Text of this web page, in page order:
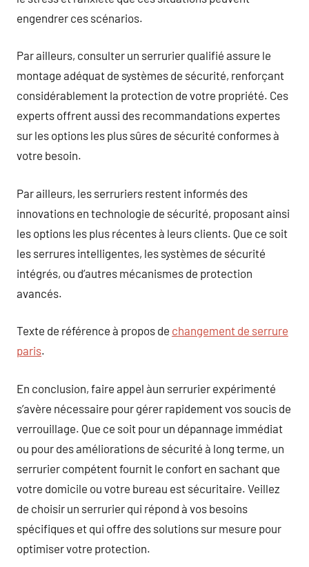
engendrer ces scénarios.
Par ailleurs, consulter un serrurier qualifié assure le
montage adéquat de systèmes de sécurité, renforçant
considérablement la protection de votre propriété. Ces
experts offrent aussi des recommandations expertes
sur les options les plus sûres de sécurité conformes à
votre besoin.
Par ailleurs, les serruriers restent informés des
innovations en technologie de sécurité, proposant ainsi
les options les plus récentes à leurs clients. Que ce soit
les serrures intelligentes, les systèmes de sécurité
intégrés, ou d’autres mécanismes de protection
avancés.
Texte de référence à propos de changement de serrure
paris.
En conclusion, faire appel àun serrurier expérimenté
s’avère nécessaire pour gérer rapidement vos soucis de
verrouillage. Que ce soit pour un dépannage immédiat
ou pour des améliorations de sécurité à long terme, un
serrurier compétent fournit le confort en sachant que
votre domicile ou votre bureau est sécuritaire. Veillez
de choisir un serrurier qui répond à vos besoins
spécifiques et qui offre des solutions sur mesure pour
optimiser votre protection.